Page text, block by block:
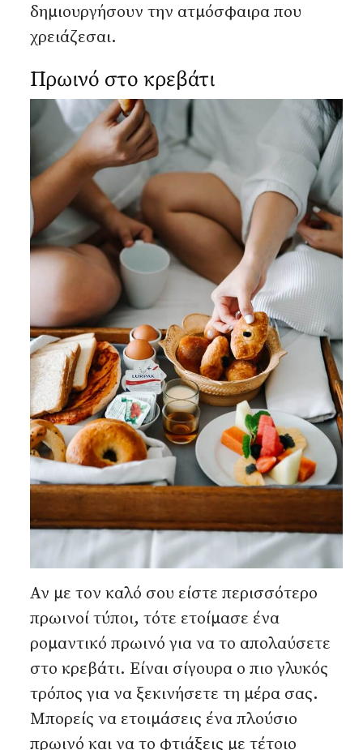
δημιουργήσουν την ατμόσφαιρα που
χρειάζεσαι.
Πρωινό στο κρεβάτι
Αν με τον καλό σου είστε περισσότερο
πρωινοί τύποι, τότε ετοίμασε ένα
ρομαντικό πρωινό για να το απολαύσετε
στο κρεβάτι. Είναι σίγουρα ο πιο γλυκός
τρόπος για να ξεκινήσετε τη μέρα σας.
Μπορείς να ετοιμάσεις ένα πλούσιο
πρωινό και να το φτιάξεις με τέτοιο